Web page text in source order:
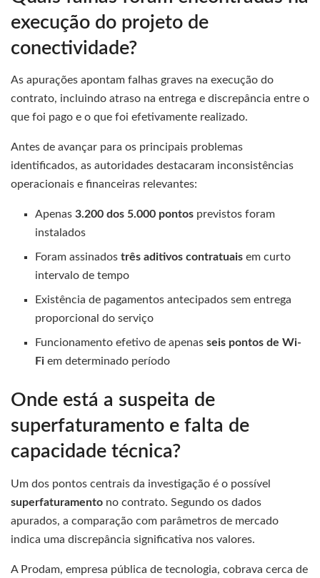
execução do projeto de
conectividade?
As apurações apontam falhas graves na execução do
contrato, incluindo atraso na entrega e discrepância entre o
que foi pago e o que foi efetivamente realizado.
Antes de avançar para os principais problemas
identificados, as autoridades destacaram inconsistências
operacionais e financeiras relevantes:
Apenas3.200 dos 5.000 pontos previstos foram
instalados
Foram assinadostrês aditivos contratuais em curto
intervalo de tempo
Existência de pagamentos antecipados sem entrega
proporcional do serviço
Funcionamento efetivo de apenasseis pontos de Wi-
Fi em determinado período
Onde está a suspeita de
superfaturamento e falta de
capacidade técnica?
Um dos pontos centrais da investigação é o possível
superfaturamento no contrato. Segundo os dados
apurados, a comparação com parâmetros de mercado
indica uma discrepância significativa nos valores.
A Prodam, empresa pública de tecnologia, cobrava cerca de